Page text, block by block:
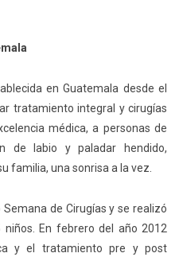
en Guatemala desde el
tratamiento integral y cirugías
médica, a personas de
de labio y paladar hendido,
familia, una sonrisa a la vez.
de Cirugías y se realizó
En febrero del año 2012
y el tratamiento pre y post